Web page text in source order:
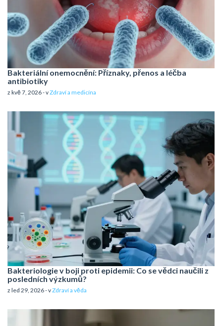
Bakteriální onemocnění: Příznaky, přenos a léčba
antibiotiky
z kvě 7, 2026 - vZdraví a medicína
Bakteriologie v boji proti epidemii: Co se vědci naučili z
posledních výzkumů?
z led 29, 2026 - vZdraví a věda